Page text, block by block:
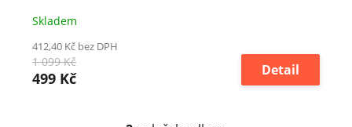
Skladem
412,40 Kč bez DPH
1 099 Kč
499 Kč Detail